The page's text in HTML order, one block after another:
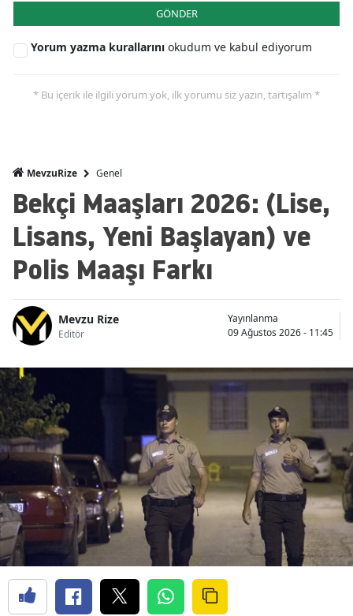
GÖNDER
Yorum yazma kurallarını okudum ve kabul ediyorum
* Bu içerik ile ilgili yorum yok, ilk yorumu siz yazın, tartışalım *
MevzuRize Genel
Bekçi Maaşları 2026: (Lise,
Lisans, Yeni Başlayan) ve
Polis Maaşı Farkı
Mevzu Rize
Editör
Yayınlanma
09 Ağustos 2026 - 11:45